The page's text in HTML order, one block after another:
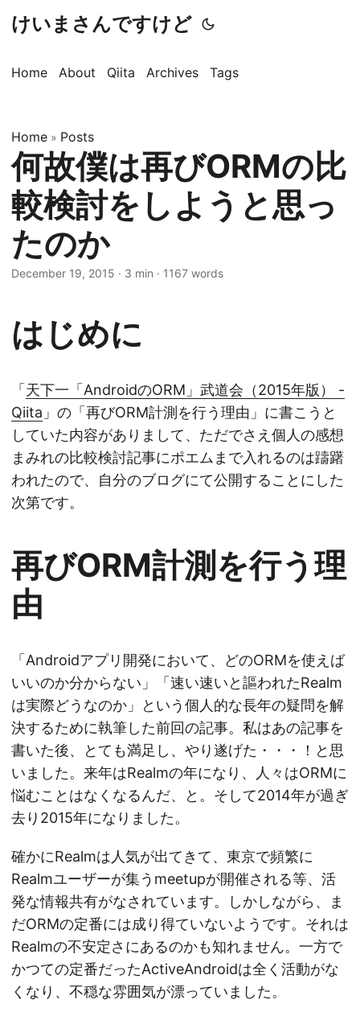
けいまさんですけど
Home About Qiita Archives Tags
Home » Posts
何故僕は再びORMの比
較検討をしようと思っ
たのか
December 19, 2015 · 3 min · 1167 words
はじめに
「 天下一「AndroidのORM」武道会（2015年版） -
Qiita 」の「再びORM計測を行う理由」に書こうと
していた内容がありまして、ただでさえ個人の感想
まみれの比較検討記事にポエムまで入れるのは躊躇
われたので、自分のブログにて公開することにした
次第です。
再びORM計測を行う理
由
「Androidアプリ開発において、どのORMを使えば
いいのか分からない」「速い速いと謳われたRealm
は実際どうなのか」という個人的な長年の疑問を解
決するために執筆した前回の記事。私はあの記事を
書いた後、とても満足し、やり遂げた・・・！と思
いました。来年はRealmの年になり、人々はORMに
悩むことはなくなるんだ、と。そして2014年が過ぎ
去り2015年になりました。
確かにRealmは人気が出てきて、東京で頻繁に
Realmユーザーが集うmeetupが開催される等、活
発な情報共有がなされています。しかしながら、ま
だORMの定番には成り得ていないようです。それは
Realmの不安定さにあるのかも知れません。一方で
かつての定番だったActiveAndroidは全く活動がな
くなり、不穏な雰囲気が漂っていました。